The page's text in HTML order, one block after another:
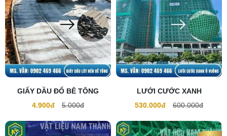
GIẤY DẦU ĐỔ BÊ TÔNG
4.900đ
5.000đ
LƯỚI CƯỚC XANH
530.000đ
600.000đ